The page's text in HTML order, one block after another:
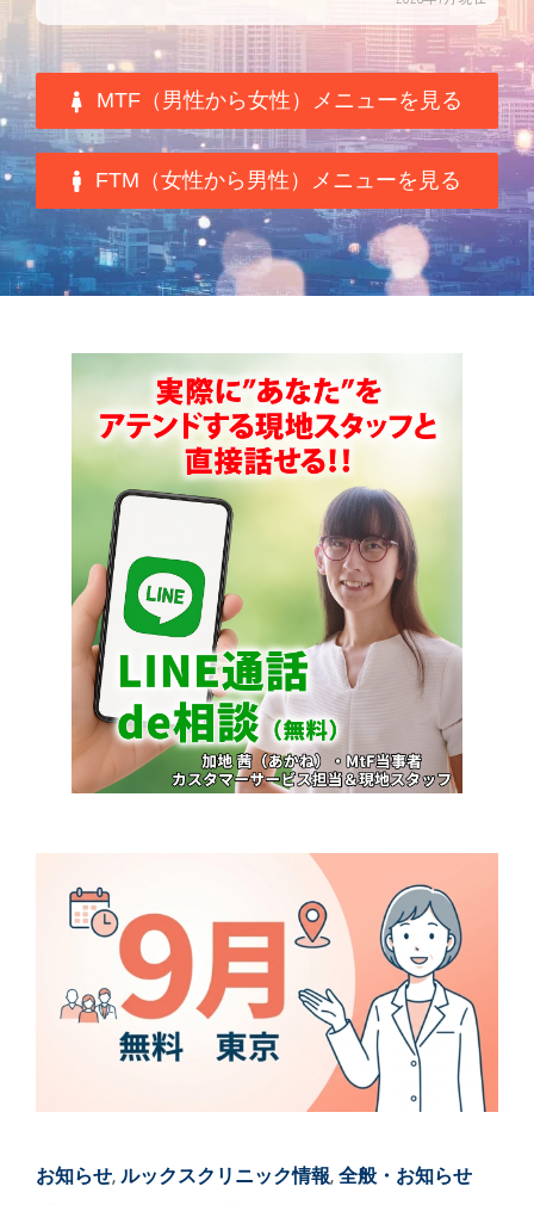
MTF（男性から女性）メニューを見る
FTM（女性から男性）メニューを見る
お知らせ,ルックスクリニック情報,全般・お知らせ